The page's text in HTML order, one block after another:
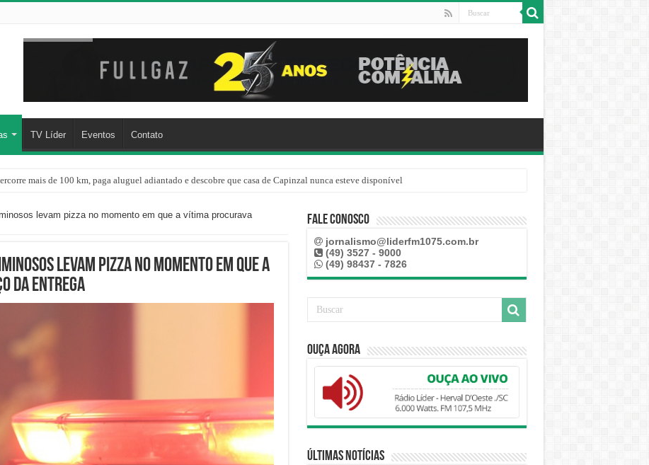
TV Líder Eventos Contato
mais de 100 km, paga aluguel adiantado e descobre que casa de Capinzal nunca esteve disponível
o oceano e não atinge diretamente SC, informa Defesa Civil
levam pizza no momento em que a vítima procurava
levam pizza no momento em que a
da entrega
Fale Conosco
jornalismo@liderfm1075.com.br
(49) 3527 - 9000
(49) 98437 - 7826
Ouça Agora
Últimas Notícias